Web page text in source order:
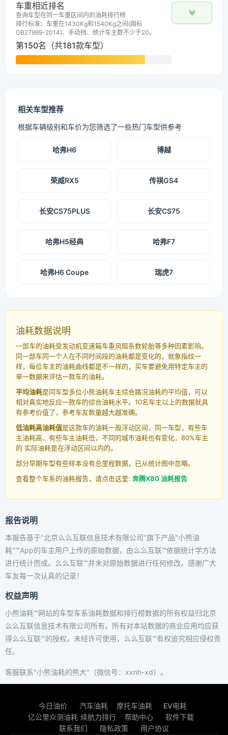
车重相近排名
查询车型在同一车重区间内的油耗排行榜
排行标准：车重在1430Kg和1540Kg之间(国标
GB27999-2014)、手动挡、统计车主数不少于20。
第150名（共181款车型）
相关车型推荐
根据车辆级别和车价为您筛选了一些热门车型供参考
哈弗H6 博越
荣威RX5 传祺GS4
长安CS75PLUS 长安CS75
哈弗H5经典 哈弗F7
哈弗H6 Coupe 瑞虎7
油耗数据说明
一部车的油耗受发动机变速箱车重风阻系数轮胎等多种因素影响。
同一部车同一个人在不同时间段的油耗都是变化的，就象指纹一
样，每位车主的油耗曲线都是不一样的，买车要避免用特定车主的
单一数据来评估一款车的油耗。
平均油耗是同车型多位小熊油耗车主综合路况油耗的平均值，可以
相对真实地反应一款车的综合油耗水平。10名车主以上的数据就具
有参考价值了，参考车友数量越大越准确。
低油耗高油耗值是这款车的油耗一般浮动区间，同一车型，有些车
主油耗高，有些车主油耗低，不同的城市油耗也有变化，80%车主
的 实际油耗是在浮动区间以内的。
部分早期车型有些样本没有总里程数据，已从统计图中忽略。
查看整个车系的油耗报告，请点击这里: 奔腾X80 油耗报告
报告说明
本报告基于"北京么么互联信息技术有限公司"旗下产品"小熊油
耗"™App的车主用户上传的原始数据，由么么互联™依据统计学方法
进行统计而成。么么互联™并未对原始数据进行任何修改。感谢广大
车友每一次认真的记录！
权益声明
小熊油耗™网站的车型车系油耗数据和排行榜数据的所有权益归北京
么么互联信息技术有限公司所有。所有对本站数据的商业应用均应获
得么么互联™的授权。未经许可使用，么么互联™有权追究相应侵权责
任。
客服联系"小熊油耗的熊大"（微信号：xxnh-xd）。
今日油价 汽车油耗 摩托车油耗
EV电耗
亿公里众测油耗 续航力排行 帮助中心
软件下载
联系我们
隐私政策 用户协议